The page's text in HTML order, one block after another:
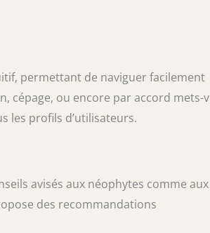
permettant de naviguer facilement
cépage, ou encore par accord mets-
les profils d’utilisateurs.
avisés aux néophytes comme aux
des recommandations